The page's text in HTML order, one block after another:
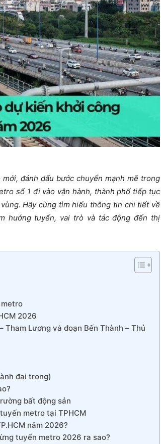
đánh dấu bước chuyển mạnh mẽ trong
số 1 đi vào vận hành, thành phố tiếp tục
Hãy cùng tìm hiểu thông tin chi tiết về
hướng tuyến, vai trò và tác động đến thị
2026
Tham Lương và đoạn Bến Thành – Thủ
đai trong)
bất động sản
metro tại TPHCM
năm 2026?
tuyến metro 2026 ra sao?